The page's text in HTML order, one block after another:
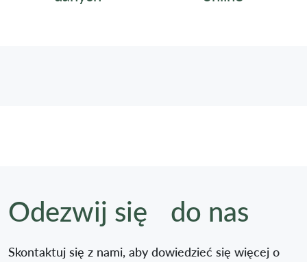
Odezwij się do nas
Skontaktuj się z nami, aby dowiedzieć się więcej o